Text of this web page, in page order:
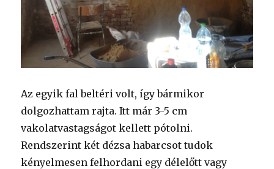
Az egyik fal beltéri volt, így bármikor
dolgozhattam rajta. Itt már 3-5 cm
vakolatvastagságot kellett pótolni.
Rendszerint két dézsa habarcsot tudok
kényelmesen felhordani egy délelőtt vagy